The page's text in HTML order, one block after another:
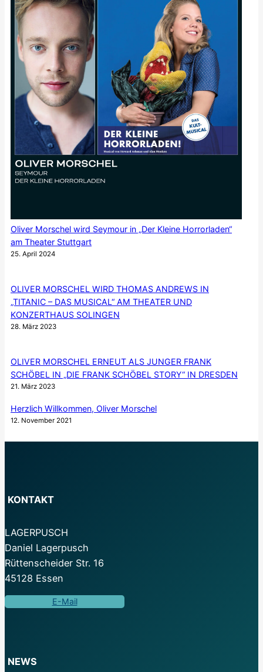
Oliver Morschel wird Seymour in „Der Kleine Horrorladen“
am Theater Stuttgart
25. April 2024
OLIVER MORSCHEL WIRD THOMAS ANDREWS IN
„TITANIC – DAS MUSICAL“ AM THEATER UND
KONZERTHAUS SOLINGEN
28. März 2023
OLIVER MORSCHEL ERNEUT ALS JUNGER FRANK
SCHÖBEL IN „DIE FRANK SCHÖBEL STORY“ IN DRESDEN
21. März 2023
Herzlich Willkommen, Oliver Morschel
12. November 2021
KONTAKT
LAGERPUSCH
Daniel Lagerpusch
Rüttenscheider Str. 16
45128 Essen
E-Mail
NEWS